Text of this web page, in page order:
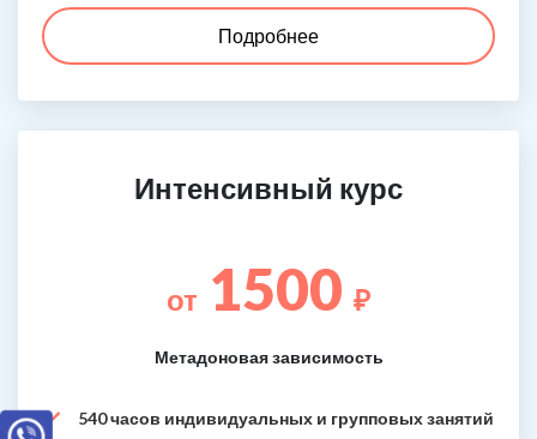
Подробнее
Интенсивный курс
от 1500 ₽
Метадоновая зависимость
540 часов индивидуальных и групповых занятий